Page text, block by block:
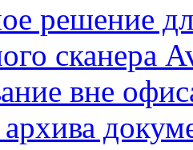
решение
сканера
вне